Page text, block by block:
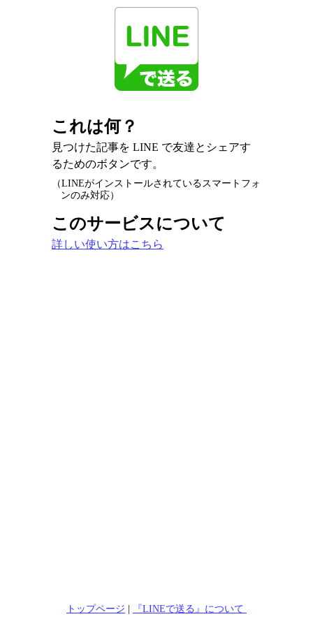
これは何？
見つけた記事を LINE で友達とシェアす
るためのボタンです。
（LINEがインストールされているスマートフォ
ンのみ対応）
このサービスについて
詳しい使い方はこちら
トップページ | 『LINEで送る』について